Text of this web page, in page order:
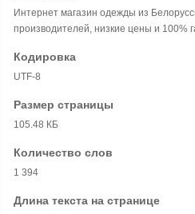
Интернет магазин одежды из
производителей, низкие цены и 100%
Кодировка
UTF-8
Размер страницы
105.48 КБ
Количество слов
1 394
Длина текста на странице